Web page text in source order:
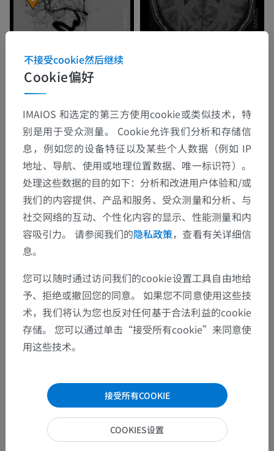
解剖层次
人体神经解剖学
中枢神经系统>
Cookie偏好
不接受cookie然后继续
IMAIOS 和选定的第三方使用cookie或类似技术，特
别是用于受众测量。 Cookie允许我们分析和存储信
息，例如您的设备特征以及某些个人数据（例如 IP
地址、导航、使用或地理位置数据、唯一标识符）。
处理这些数据的目的如下：分析和改进用户体验和/或
我们的内容提供、产品和服务、受众测量和分析、与
社交网络的互动、个性化内容的显示、性能测量和内
容吸引力。 请参阅我们的隐私政策，查看有关详细信
息。
您可以随时通过访问我们的cookie设置工具自由地给
予、拒绝或撤回您的同意。 如果您不同意使用这些技
术，我们将认为您也反对任何基于合法利益的cookie
存储。 您可以通过单击“接受所有cookie”来同意使
用这些技术。
接受所有COOKIE
COOKIES设置